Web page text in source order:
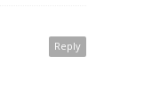
Reply